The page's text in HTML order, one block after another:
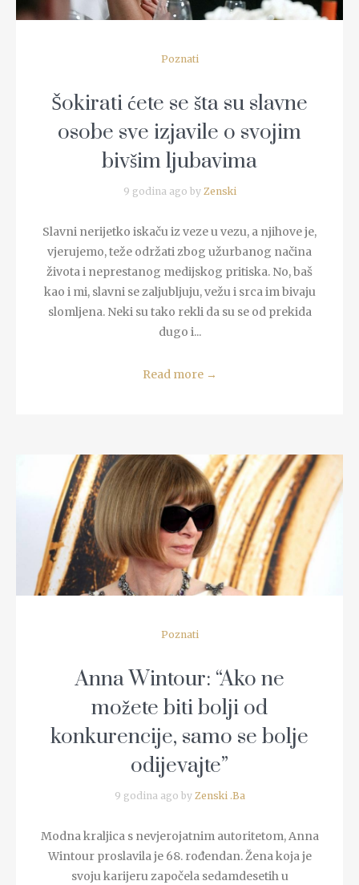
Poznati
Šokirati ćete se šta su slavne
osobe sve izjavile o svojim
bivšim ljubavima
9 godina ago by Zenski
Slavni nerijetko iskaču iz veze u vezu, a njihove je,
vjerujemo, teže održati zbog užurbanog načina
života i neprestanog medijskog pritiska. No, baš
kao i mi, slavni se zaljubljuju, vežu i srca im bivaju
slomljena. Neki su tako rekli da su se od prekida
dugo i...
Read more →
READ MORE
Poznati
Anna Wintour: “Ako ne
možete biti bolji od
konkurencije, samo se bolje
odijevajte”
9 godina ago by Zenski .Ba
Modna kraljica s nevjerojatnim autoritetom, Anna
Wintour proslavila je 68. rođendan. Žena koja je
svoju karijeru započela sedamdesetih u